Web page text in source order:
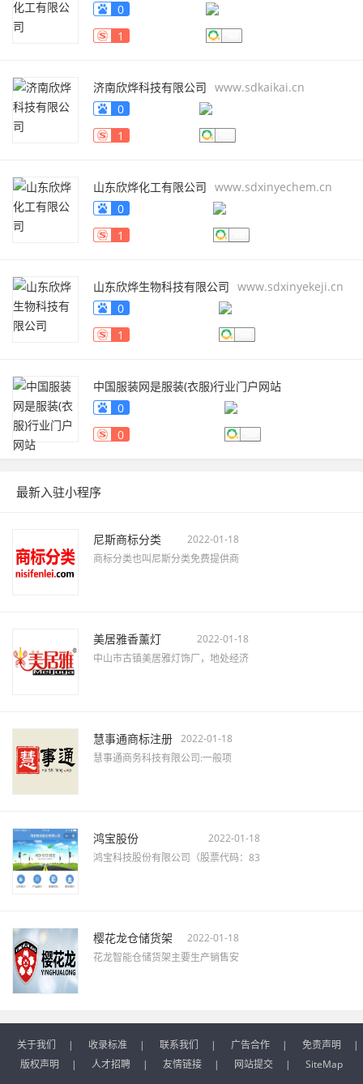
0
1
济南欣烨科技有限公司 www.sdkaikai.cn
0
1
山东欣烨化工有限公司 www.sdxinyechem.cn
0
1
山东欣烨生物科技有限公司 www.sdxinyekeji.cn
0
1
中国服装网是服装(衣服)行业门户网站
fuzhuang.qiyeku.cn
0
0
最新入驻小程序
尼斯商标分类
2022-01-18
商标分类也叫尼斯分类免费提供商
美居雅香薰灯
2022-01-18
中山市古镇美居雅灯饰厂，地处经济
慧事通商标注册 2022-01-18
慧事通商务科技有限公司:一般项
鸿宝股份
2022-01-18
鸿宝科技股份有限公司（股票代码：83
樱花龙仓储货架
2022-01-18
花龙智能仓储货架主要生产销售安
关于我们 | 收录标准 | 联系我们 | 广告合作 | 免责声明
|
版权声明
| 人才招聘 | 友情链接 | 网站提交 | SiteMap